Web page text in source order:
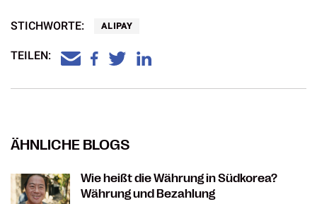
STICHWORTE: ALIPAY
TEILEN:
ÄHNLICHE BLOGS
Wie heißt die Währung in Südkorea?
Währung und Bezahlung